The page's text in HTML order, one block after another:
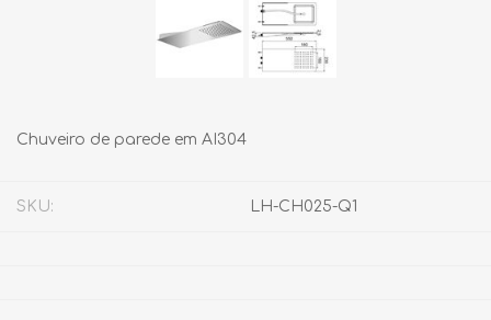
Chuveiro de parede em AI304
SKU: LH-CH025-Q1